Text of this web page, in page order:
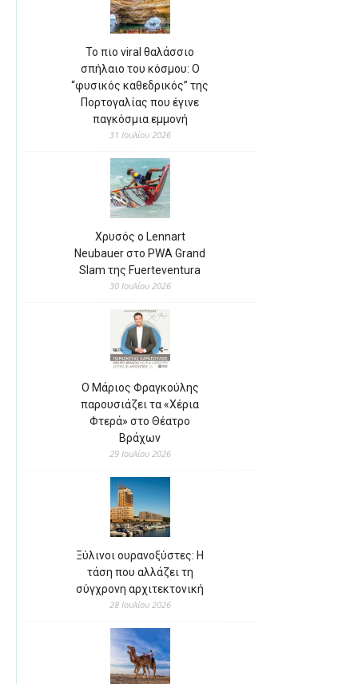
Το πιο viral θαλάσσιο
σπήλαιο του κόσμου: Ο
“φυσικός καθεδρικός” της
Πορτογαλίας που έγινε
παγκόσμια εμμονή
31 Ιουλίου 2026
Χρυσός ο Lennart
Neubauer στο PWA Grand
Slam της Fuerteventura
30 Ιουλίου 2026
Ο Μάριος Φραγκούλης
παρουσιάζει τα «Χέρια
Φτερά» στο Θέατρο
Βράχων
29 Ιουλίου 2026
Ξύλινοι ουρανοξύστες: Η
τάση που αλλάζει τη
σύγχρονη αρχιτεκτονική
28 Ιουλίου 2026